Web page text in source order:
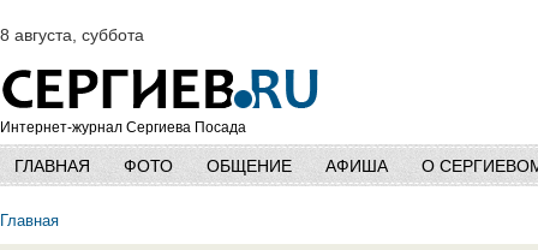
8 августа, суббота
Интернет-журнал Сергиева Посада
ГЛАВНАЯ ФОТО ОБЩЕНИЕ АФИША О
Главная